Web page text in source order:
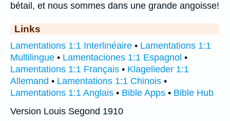
bétail, et nous sommes dans une grande angoisse!
Links
Lamentations 1:1 Interlinéaire • Lamentations 1:1
Multilingue • Lamentaciones 1:1 Espagnol •
Lamentations 1:1 Français • Klagelieder 1:1
Allemand • Lamentations 1:1 Chinois •
Lamentations 1:1 Anglais • Bible Apps • Bible Hub
Version Louis Segond 1910